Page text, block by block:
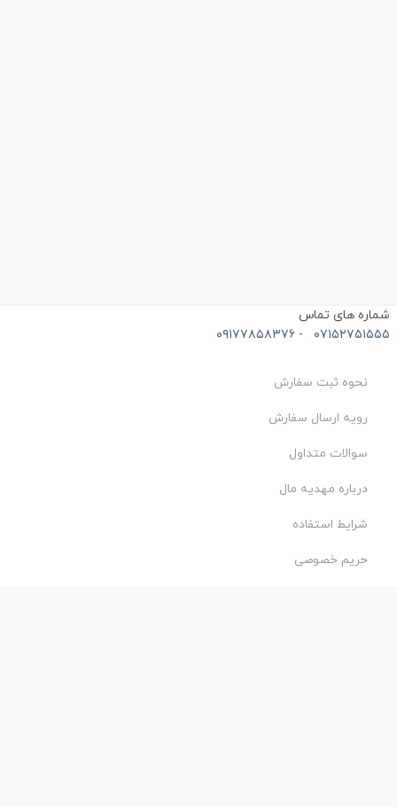
های تماس
- ۰۹۱۷۷۸۵۸۳۷۶
نحوه ثبت سفارش
رویه ارسال سفارش
سوالات متداول
درباره مهدیه مال
شرایط استفاده
حریم خصوصی